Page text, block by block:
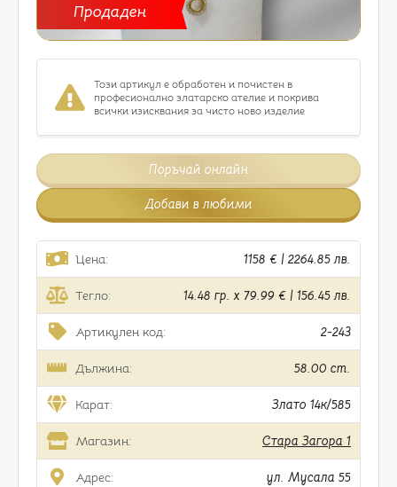
Продаден
Този артикул е обработен и почистен в
професионално златарско ателие и покрива
всички изисквания за чисто ново изделие
Поръчай онлайн
Добави в любими
Цена: 1158 € | 2264.85 лв.
Тегло: 14.48 гр. x 79.99 € | 156.45 лв.
Артикулен код: 2-243
Дължина: 58.00 cm.
Карат: Злато 14к/585
Магазин: Стара Загора 1
Адрес: ул. Мусала 55